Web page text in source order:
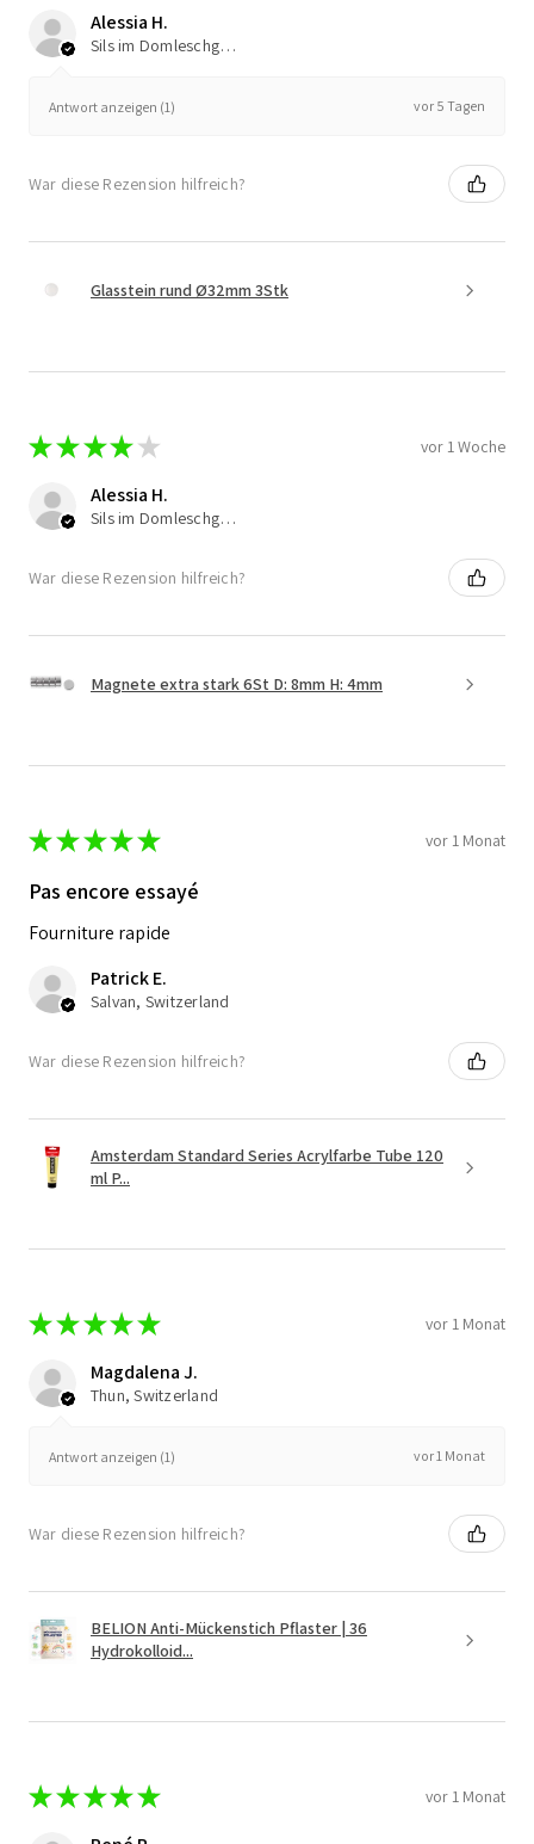
Alessia H.
Sils im Domleschg, Switzerland
Antwort anzeigen (1) vor 5 Tagen
War diese Rezension hilfreich?
Glasstein rund Ø32mm 3Stk
★★ ★★ ★ vor 1 Woche
Alessia H.
Sils im Domleschg, Switzerland
War diese Rezension hilfreich?
Magnete extra stark 6St D: 8mm H: 4mm
★★ ★★★ vor 1 Monat
Pas encore essayé
Fourniture rapide
Patrick E.
Salvan, Switzerland
War diese Rezension hilfreich?
Amsterdam Standard Series Acrylfarbe Tube 120
ml P...
★★ ★★★ vor 1 Monat
Magdalena J.
Thun, Switzerland
Antwort anzeigen (1) vor 1 Monat
War diese Rezension hilfreich?
BELION Anti-Mückenstich Pflaster | 36
Hydrokolloid...
★★ ★★★ vor 1 Monat